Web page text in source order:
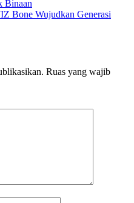
Binaan
Bone Wujudkan Generasi
Ruas yang wajib